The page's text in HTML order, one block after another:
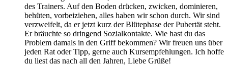
des Trainers. Auf den Boden drücken, zwicken, dominieren,
behüten, vorbeiziehen, alles haben wir schon durch. Wir sind
verzweifelt, da er jetzt kurz der Blütephase der Pubertät steht.
Er bräuchte so dringend Sozialkontakte. Wie hast du das
Problem damals in den Griff bekommen? Wir freuen uns über
jeden Rat oder Tipp, gerne auch Kursempfehlungen. Ich hoffe
du liest das nach all den Jahren, Liebe Grüße!